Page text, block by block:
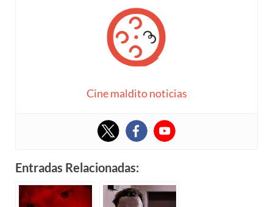
Cine maldito noticias
Entradas Relacionadas: